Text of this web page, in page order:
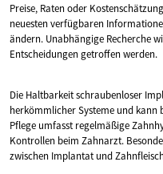
Preise, Raten oder
neuesten verfügbaren
ändern. Unabhängige Recherche
Entscheidungen getroffen werden.
Die Haltbarkeit schraubenloser
herkömmlicher Systeme und kann
Pflege umfasst regelmäßige
Kontrollen beim Zahnarzt.
zwischen Implantat und